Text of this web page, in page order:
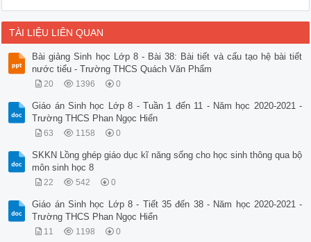
TÀI LIỆU LIÊN QUAN
Bài giảng Sinh học Lớp 8 - Bài 38: Bài tiết và cấu tạo hệ bài tiết
nước tiểu - Trường THCS Quách Văn Phẩm
20 1396 0
Giáo án Sinh học Lớp 8 - Tuần 1 đến 11 - Năm học 2020-2021 -
Trường THCS Phan Ngọc Hiển
63 1158 0
SKKN Lồng ghép giáo dục kĩ năng sống cho học sinh thông qua bộ
môn sinh học 8
22 542 0
Giáo án Sinh học Lớp 8 - Tiết 35 đến 38 - Năm học 2020-2021 -
Trường THCS Phan Ngọc Hiển
11 1198 0